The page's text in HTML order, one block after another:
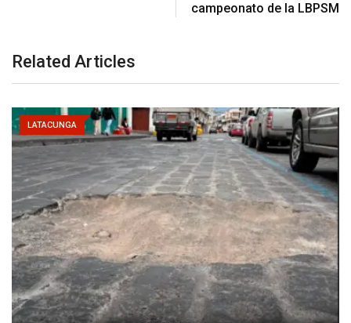
campeonato de la LBPSM
Related Articles
LATACUNGA